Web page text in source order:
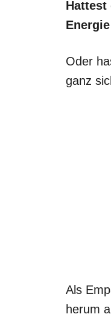
Hattest
Oder
ganz
Als
herum